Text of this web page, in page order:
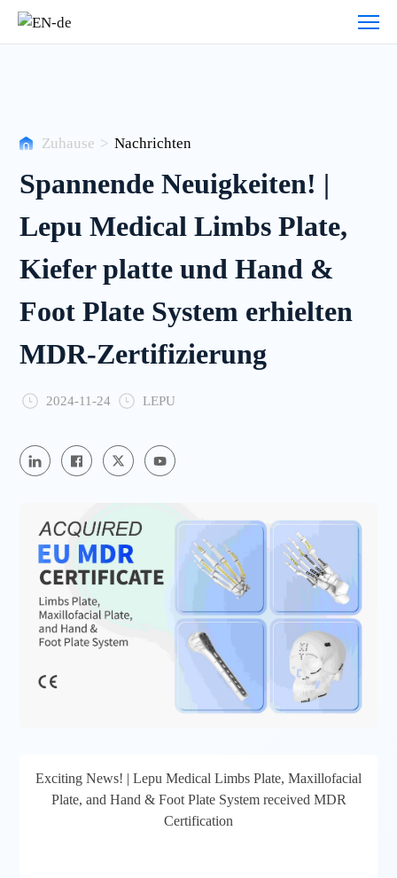
Nachrichten
Zuhause > Nachrichten
Spannende Neuigkeiten! |
Lepu Medical Limbs Plate,
Kiefer platte und Hand &
Foot Plate System erhielten
MDR-Zertifizierung
2024-11-24 LEPU
Exciting News! | Lepu Medical Limbs Plate, Maxillofacial
Plate, and Hand & Foot Plate System received MDR
Certification